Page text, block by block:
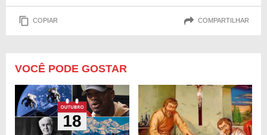
COPIAR COMPARTILHAR
VOCÊ PODE GOSTAR